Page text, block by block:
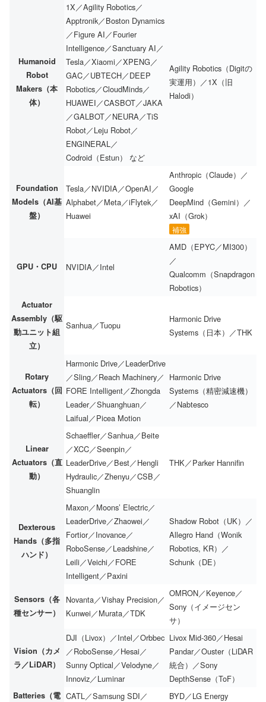
Humanoid
Robot
Makers（本
体）
1X／Agility Robotics／
Apptronik／Boston Dynamics
／Figure AI／Fourier
Intelligence／Sanctuary AI／
Tesla／Xiaomi／XPENG／
GAC／UBTECH／DEEP
Robotics／CloudMinds／
HUAWEI／CASBOT／JAKA
／GALBOT／NEURA／TiS
Robot／Leju Robot／
ENGINERAL／
Codroid（Estun） など
Agility Robotics（Digitの
実運用）／1X（旧
Halodi）
Foundation
Models（AI基
盤）
Tesla／NVIDIA／OpenAI／
Alphabet／Meta／iFlytek／
Huawei
Anthropic（Claude）／
Google
DeepMind（Gemini）／
xAI（Grok）
補強
GPU・CPU NVIDIA／Intel
AMD（EPYC／MI300）
／
Qualcomm（Snapdragon
Robotics）
Actuator
Assembly（駆
動ユニット組
立）
Sanhua／Tuopu
Harmonic Drive
Systems（日本）／THK
Rotary
Actuators（回
転）
Harmonic Drive／LeaderDrive
／Sling／Reach Machinery／
FORE Intelligent／Zhongda
Leader／Shuanghuan／
Laifual／Picea Motion
Harmonic Drive
Systems（精密減速機）
／Nabtesco
Linear
Actuators（直
動）
Schaeffler／Sanhua／Beite
／XCC／Seenpin／
LeaderDrive／Best／Hengli
Hydraulic／Zhenyu／CSB／
Shuanglin
THK／Parker Hannifin
Dexterous
Hands（多指
ハンド）
Maxon／Moons’ Electric／
LeaderDrive／Zhaowei／
Fortior／Inovance／
RoboSense／Leadshine／
Leili／Veichi／FORE
Intelligent／Paxini
Shadow Robot（UK）／
Allegro Hand（Wonik
Robotics, KR）／
Schunk（DE）
Sensors（各
種センサー）
Novanta／Vishay Precision／
Kunwei／Murata／TDK
OMRON／Keyence／
Sony（イメージセン
サ）
Vision（カメ
ラ／LiDAR）
DJI（Livox）／Intel／Orbbec
／RoboSense／Hesai／
Sunny Optical／Velodyne／
Innoviz／Luminar
Livox Mid-360／Hesai
Pandar／Ouster（LiDAR
統合）／Sony
DepthSense（ToF）
Batteries（電 CATL／Samsung SDI／ BYD／LG Energy